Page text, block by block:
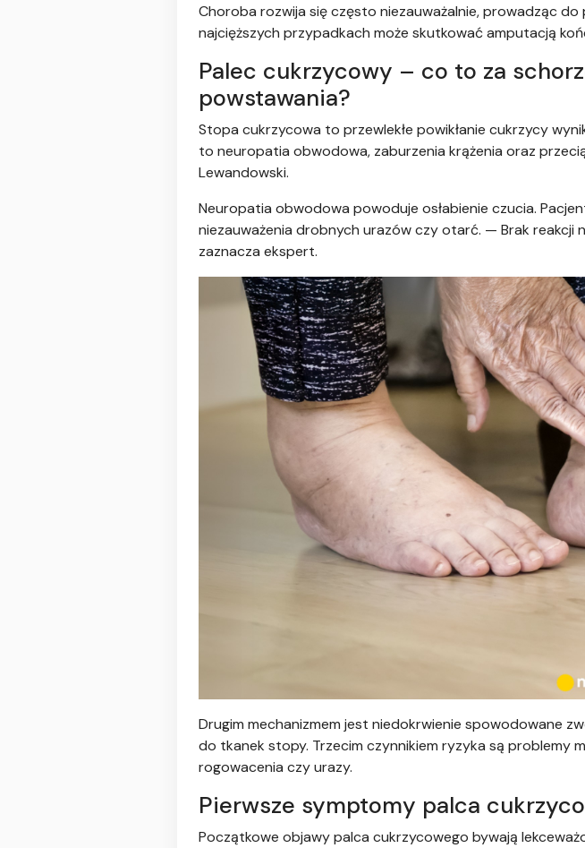
Choroba rozwija się często niezauważalnie, prowadząc
najcięższych przypadkach może skutkować amputacją
Palec cukrzycowy – co to za
powstawania?
Stopa cukrzycowa to przewlekłe powikłanie cukrzycy
to neuropatia obwodowa, zaburzenia krążenia oraz
Lewandowski.
Neuropatia obwodowa powoduje osłabienie czucia.
niezauważenia drobnych urazów czy otarć. — Brak
zaznacza ekspert.
Drugim mechanizmem jest niedokrwienie spowodowane
do tkanek stopy. Trzecim czynnikiem ryzyka są problemy
rogowacenia czy urazy.
Pierwsze symptomy palca
Początkowe objawy palca cukrzycowego bywają